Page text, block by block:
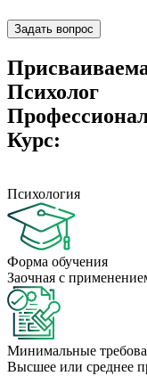
Задать вопрос
Психолог
Курс:
Психология
Форма обучения
Заочная с
Минимальные
Высшее или среднее